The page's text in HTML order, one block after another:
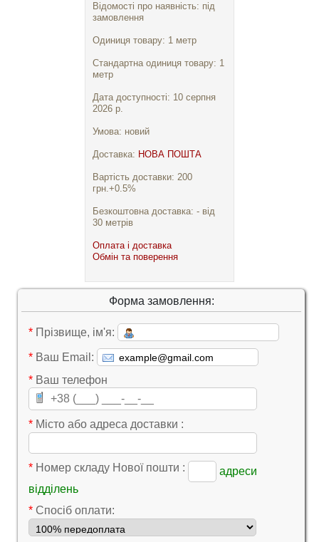
Відомості про наявність: під
замовлення
Одиниця товару: 1 метр
Стандартна одиниця товару: 1
метр
Дата доступності: 10 серпня
2026 р.
Умова: новий
Доставка: НОВА ПОШТА
Вартість доставки: 200
грн.+0.5%
Безкоштовна доставка: - від
30 метрів
Оплата і доставка
Обмін та поверення
Форма замовлення:
* Прізвище, ім'я:
* Ваш Email:
* Ваш телефон
* Місто або адреса доставки :
* Номер складу Нової пошти :
адреси
відділень
* Cпосіб оплати: